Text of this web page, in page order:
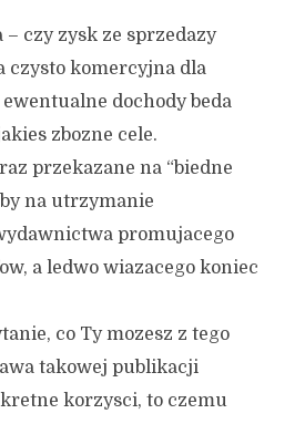
czy zysk ze sprzedazy
czysto komercyjna dla
dochody beda
zbozne cele.
przekazane na “biedne
na utrzymanie
promujacego
a ledwo wiazacego koniec
co Ty mozesz z tego
takowej publikacji
korzysci, to czemu